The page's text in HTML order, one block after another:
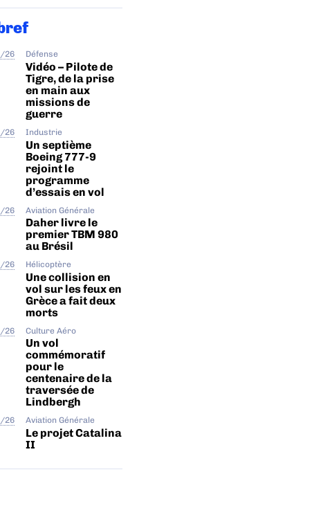
26 Défense
Vidéo – Pilote de
Tigre, de la prise
en main aux
missions de
guerre
26 Industrie
Un septième
Boeing 777-9
rejoint le
programme
d’essais en vol
26 Aviation Générale
Daher livre le
premier TBM 980
au Brésil
26 Hélicoptère
Une collision en
vol sur les feux en
Grèce a fait deux
morts
26 Culture Aéro
Un vol
commémoratif
pour le
centenaire de la
traversée de
Lindbergh
26 Aviation Générale
Le projet Catalina
II